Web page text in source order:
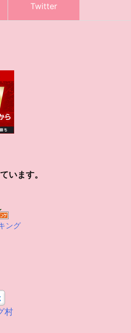
Twitter
います。
ング
村